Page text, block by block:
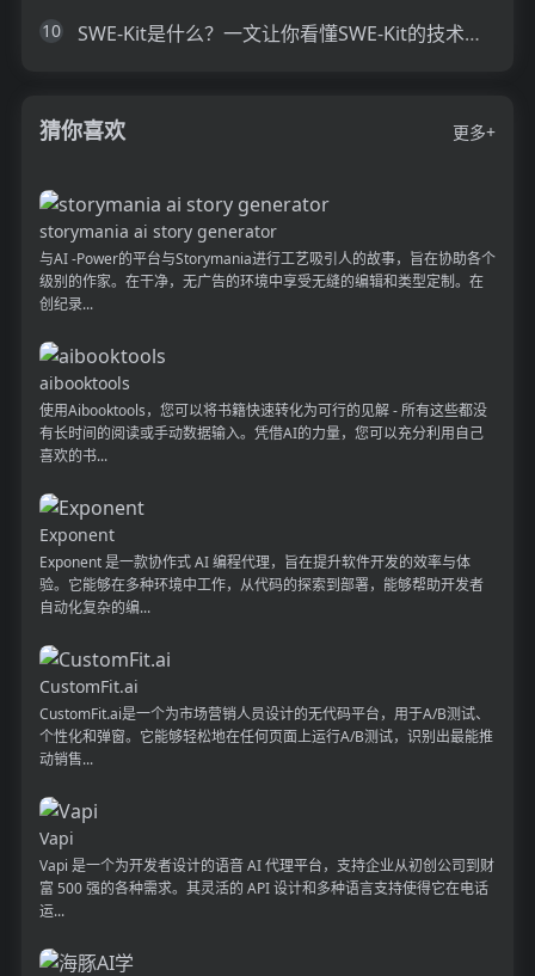
10 SWE-Kit是什么？一文让你看懂SWE-Kit的技术原理、主要功能、应用场景
猜你喜欢 更多+
storymania ai story generator
与AI -Power的平台与Storymania进行工艺吸引人的故事，旨在协助各个
级别的作家。在干净，无广告的环境中享受无缝的编辑和类型定制。在
创纪录...
aibooktools
使用Aibooktools，您可以将书籍快速转化为可行的见解 - 所有这些都没
有长时间的阅读或手动数据输入。凭借AI的力量，您可以充分利用自己
喜欢的书...
Exponent
Exponent 是一款协作式 AI 编程代理，旨在提升软件开发的效率与体
验。它能够在多种环境中工作，从代码的探索到部署，能够帮助开发者
自动化复杂的编...
CustomFit.ai
CustomFit.ai是一个为市场营销人员设计的无代码平台，用于A/B测试、
个性化和弹窗。它能够轻松地在任何页面上运行A/B测试，识别出最能推
动销售...
Vapi
Vapi 是一个为开发者设计的语音 AI 代理平台，支持企业从初创公司到财
富 500 强的各种需求。其灵活的 API 设计和多种语言支持使得它在电话
运...